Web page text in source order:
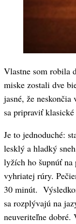
Vlastne som robila
miske zostali dve
jasné, že
sa pripraviť
Je to jednoduché:
lesklý a hladký
lyžích ho šupnúť
vyhriatej rúry.
30 minút.
sa rozplývajú na
neuveriteľne